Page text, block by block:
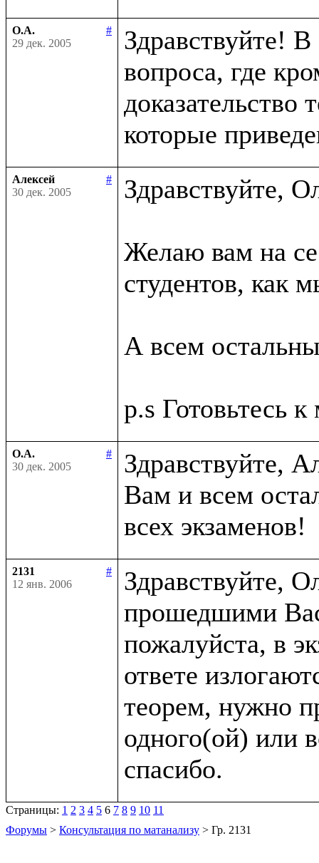
О.А.
#
29 дек. 2005
Здравствуйте! В
вопроса, где
Алексей
#
30 дек. 2005
Здравствуйте,
Желаю вам на
студентов, как
А всем
О.А.
#
30 дек. 2005
Здравствуйте,
Вам и всем
2131
#
12 янв. 2006
Здравствуйте,
прошедшими
пожалуйста, в
ответе
теорем, нужно
одного(ой) или
Страницы: 1 2 3 4 5 6 7 8 9 10 11
Форумы > Консультация по матанализу > Гр. 2131